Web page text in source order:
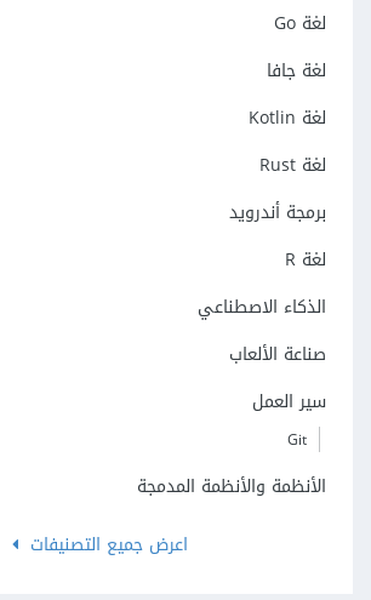
لغة Go
لغة جافا
لغة Kotlin
لغة Rust
برمجة أندرويد
لغة R
الذكاء الاصطناعي
صناعة الألعاب
سير العمل
Git
الأنظمة والأنظمة المدمجة
اعرض جميع التصنيفات